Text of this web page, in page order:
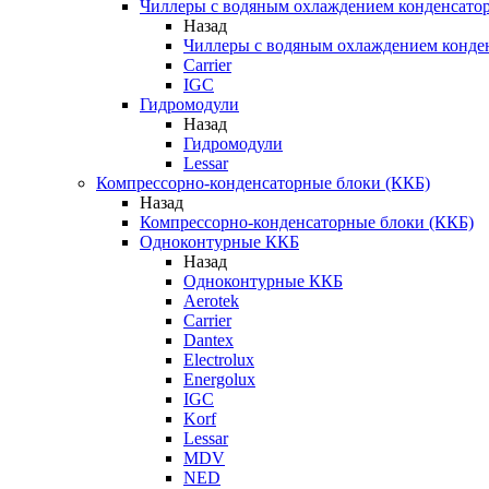
Чиллеры с водяным охлаждением
Назад
Чиллеры с водяным охлаждением
Carrier
IGC
Гидромодули
Назад
Гидромодули
Lessar
Компрессорно-конденсаторные блоки (ККБ)
Назад
Компрессорно-конденсаторные блоки (ККБ)
Одноконтурные ККБ
Назад
Одноконтурные ККБ
Aerotek
Carrier
Dantex
Electrolux
Energolux
IGC
Korf
Lessar
MDV
NED